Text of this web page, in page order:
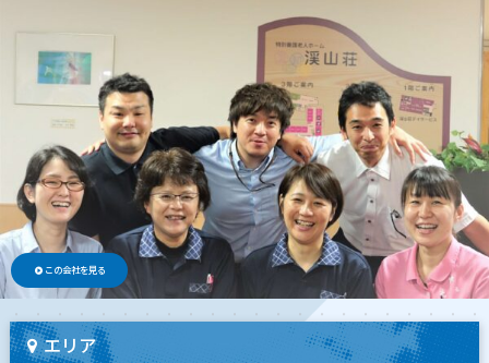
この会社を見る
エリア